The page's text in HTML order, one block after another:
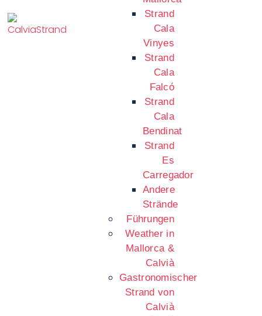
Strand
Cala
Vinyes
Strand
Cala
Falcó
Strand
Cala
Bendinat
Strand
Es
Carregador
Andere
Strände
Führungen
Weather in
Mallorca &
Calvià
Gastronomischer
Strand von
Calvià